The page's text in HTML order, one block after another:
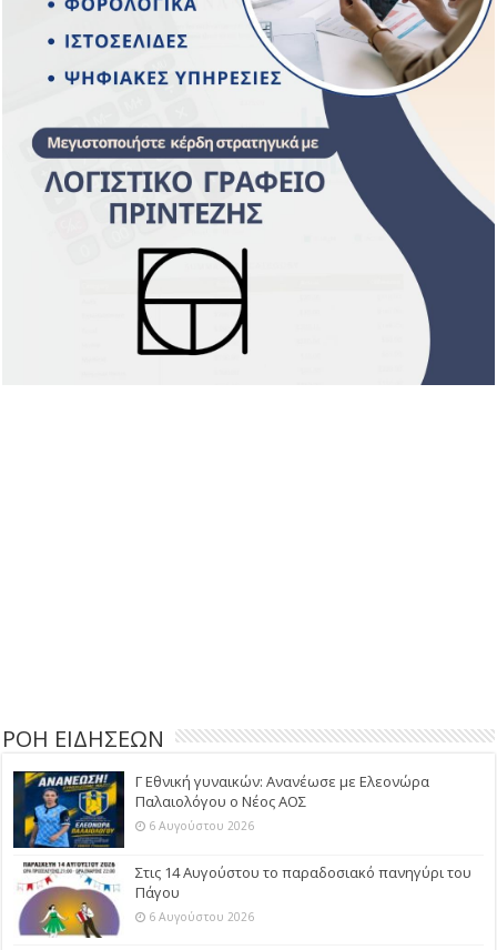
ΡΟΗ ΕΙΔΗΣΕΩΝ
Γ Εθνική γυναικών: Ανανέωσε με Ελεονώρα
Παλαιολόγου ο Νέος ΑΟΣ
6 Αυγούστου 2026
Στις 14 Αυγούστου το παραδοσιακό πανηγύρι του
Πάγου
6 Αυγούστου 2026